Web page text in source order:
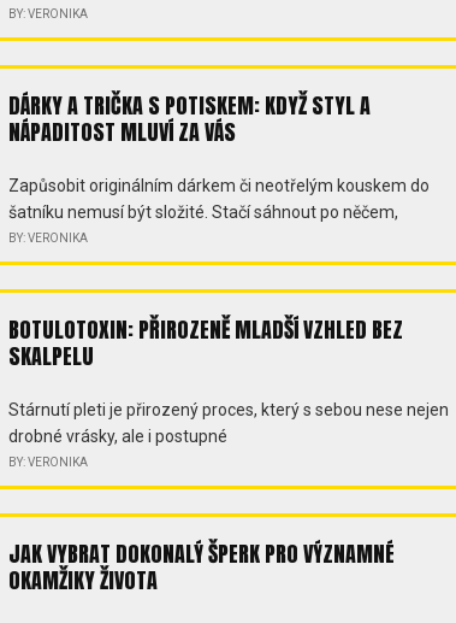
BY: VERONIKA
DÁRKY A TRIČKA S POTISKEM: KDYŽ STYL A
NÁPADITOST MLUVÍ ZA VÁS
Zapůsobit originálním dárkem či neotřelým kouskem do
šatníku nemusí být složité. Stačí sáhnout po něčem,
BY: VERONIKA
BOTULOTOXIN: PŘIROZENĚ MLADŠÍ VZHLED BEZ
SKALPELU
Stárnutí pleti je přirozený proces, který s sebou nese nejen
drobné vrásky, ale i postupné
BY: VERONIKA
JAK VYBRAT DOKONALÝ ŠPERK PRO VÝZNAMNÉ
OKAMŽIKY ŽIVOTA